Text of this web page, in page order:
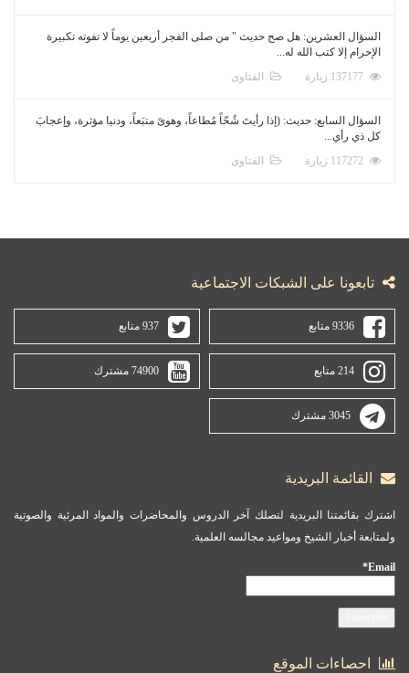
السؤال العشرين: هل صح حديث " من صلى الفجر أربعين يوماً لا تفوته تكبيرة
الإحرام إلا كتب الله له...
الفتاوى
السؤال السابع: حديث: (إذا رأيتَ شُحّاً مُطاعاً، وهوىً متبَعاً، ودنيا مؤثرة، وإعجابَ
كل ذي رأي...
الفتاوى
تابعونا على الشبكات الاجتماعية
9336 متابع 937 متابع
214 متابع 74900 مشترك
3045 مشترك
القائمة البريدية
اشترك بقائمتنا البريدية لتصلك آخر الدروس والمحاضرات والمواد المرئية والصوتية
ولمتابعة أخبار الشيخ ومواعيد مجالسه العلمية.
Email*
احصاءات الموقع